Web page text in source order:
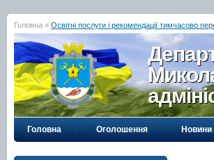
Головна » Освітні послуги і рекомендації тимчасово
Головна Оголошення Новини